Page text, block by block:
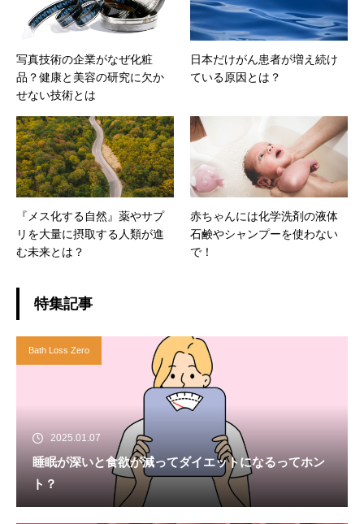
写真技術の企業がなぜ化粧
品？健康と美容の研究に欠か
せない技術とは
日本だけがん患者が増え続け
ている原因とは？
『メス化する自然』薬やサプ
リを大量に摂取する人類が進
む未来とは？
赤ちゃんには化学洗剤の液体
石鹸やシャンプーを使わない
で！
特集記事
Bath Loss Zero
2025.01.07
睡眠が深いと食欲が減ってダイエットになるってホン
ト？